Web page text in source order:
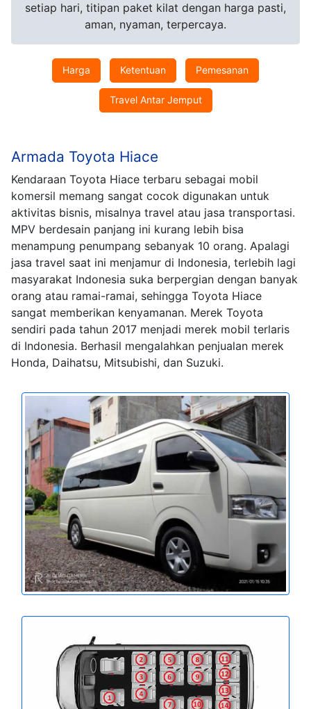
setiap hari, titipan paket kilat dengan harga pasti,
aman, nyaman, terpercaya.
Harga Ketentuan Pemesanan
Travel Antar Jemput
Armada Toyota Hiace
Kendaraan Toyota Hiace terbaru sebagai mobil
komersil memang sangat cocok digunakan untuk
aktivitas bisnis, misalnya travel atau jasa transportasi.
MPV berdesain panjang ini kurang lebih bisa
menampung penumpang sebanyak 10 orang. Apalagi
jasa travel saat ini menjamur di Indonesia, terlebih lagi
masyarakat Indonesia suka berpergian dengan banyak
orang atau ramai-ramai, sehingga Toyota Hiace
sangat memberikan kenyamanan. Merek Toyota
sendiri pada tahun 2017 menjadi merek mobil terlaris
di Indonesia. Berhasil mengalahkan penjualan merek
Honda, Daihatsu, Mitsubishi, dan Suzuki.